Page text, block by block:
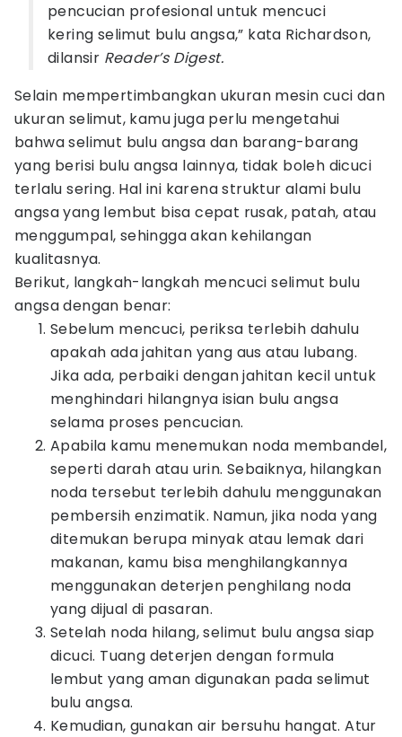
pencucian profesional untuk mencuci
kering selimut bulu angsa,” kata Richardson,
dilansir Reader’s Digest.
Selain mempertimbangkan ukuran mesin cuci dan
ukuran selimut, kamu juga perlu mengetahui
bahwa selimut bulu angsa dan barang-barang
yang berisi bulu angsa lainnya, tidak boleh dicuci
terlalu sering. Hal ini karena struktur alami bulu
angsa yang lembut bisa cepat rusak, patah, atau
menggumpal, sehingga akan kehilangan
kualitasnya.
Berikut, langkah-langkah mencuci selimut bulu
angsa dengan benar:
Sebelum mencuci, periksa terlebih dahulu
apakah ada jahitan yang aus atau lubang.
Jika ada, perbaiki dengan jahitan kecil untuk
menghindari hilangnya isian bulu angsa
selama proses pencucian.
Apabila kamu menemukan noda membandel,
seperti darah atau urin. Sebaiknya, hilangkan
noda tersebut terlebih dahulu menggunakan
pembersih enzimatik. Namun, jika noda yang
ditemukan berupa minyak atau lemak dari
makanan, kamu bisa menghilangkannya
menggunakan deterjen penghilang noda
yang dijual di pasaran.
Setelah noda hilang, selimut bulu angsa siap
dicuci. Tuang deterjen dengan formula
lembut yang aman digunakan pada selimut
bulu angsa.
Kemudian, gunakan air bersuhu hangat. Atur